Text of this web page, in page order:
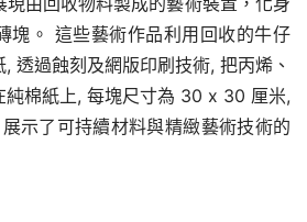
塊。 這些藝術作品利用回收的牛仔
透過蝕刻及網版印刷技術, 把丙烯、
純棉紙上, 每塊尺寸為 30 x 30 厘米,
示了可持續材料與精緻藝術技術的